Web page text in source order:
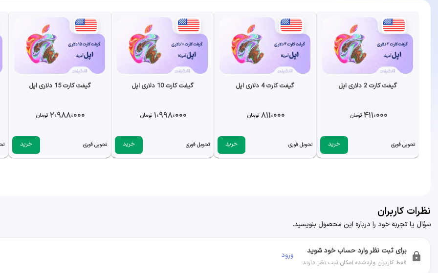
گیفت کارت 2 دلاری اپل
411،000 تومان
تحویل فوری خرید
گیفت کارت 4 دلاری اپل
811،000 تومان
تحویل فوری خرید
گیفت کارت 10 دلاری اپل
1،998،000 تومان
تحویل فوری خرید
گیفت کارت 15 دلاری اپل
2،988،000 تومان
تحویل فوری خرید
نظرات کاربران
سؤال یا تجربه خود را درباره این محصول بنویسید.
lock برای ثبت نظر وارد حساب خود شوید
فقط کاربران واردشده امکان ثبت نظر دارند.
ورود